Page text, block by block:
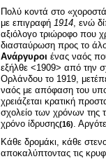
Πολύ κοντά στο
με επιγραφή 1914, ενώ
αξιόλογο τριώροφο που
διασταύρωση προς το
Ανάργυροι ένας ναός
εξήλθε <1909> από την
Ορλάνδου το 1919,
ναός με απόφαση του
χρειάζεται κρατική
σχολείο των χρόνων της
χρόνο ίδρυσης(16).
Κάθε δρομάκι, κάθε
αποκαλύπτοντας τις